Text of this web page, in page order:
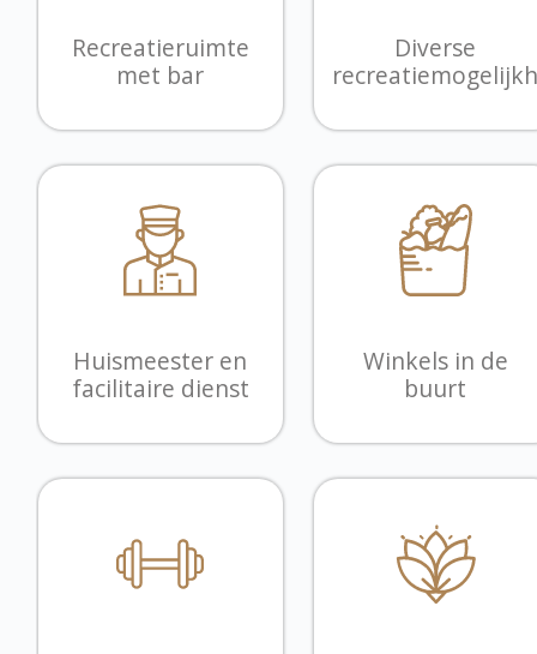
Recreatieruimte
met bar
Diverse
Huismeester en
facilitaire dienst
Winkels in de
buurt